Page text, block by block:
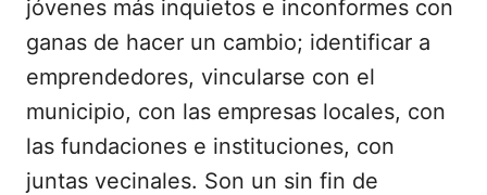
jóvenes más inquietos e inconformes con
ganas de hacer un cambio; identificar a
emprendedores, vincularse con el
municipio, con las empresas locales, con
las fundaciones e instituciones, con
juntas vecinales. Son un sin fin de